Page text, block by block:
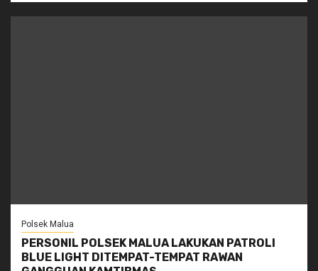
Polsek Malua
PERSONIL POLSEK MALUA LAKUKAN PATROLI
BLUE LIGHT DITEMPAT-TEMPAT RAWAN